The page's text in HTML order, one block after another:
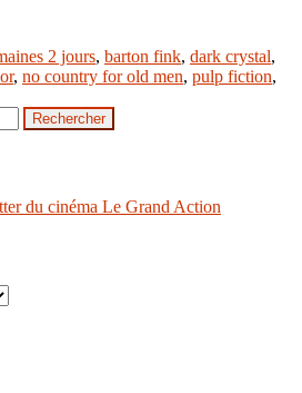
2 jours, barton fink, dark crystal,
, no country for old men, pulp fiction,
du cinéma Le Grand Action